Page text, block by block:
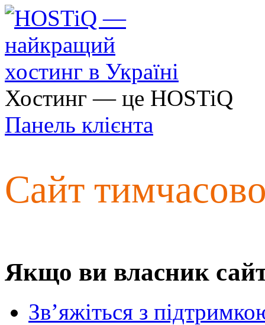
Хостинг — це HOSTiQ
Панель клієнта
Сайт
Якщо ви власник
Зв’яжіться з